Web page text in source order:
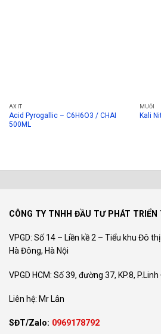
AXIT
Acid Pyrogallic – C6H6O3 / CHAI
500ML
MUỐI
Kali
CÔNG TY TNHH ĐẦU TƯ PHÁT TRIỂN
VPGD: Số 14 – Liền kề 2 – Tiểu khu Đô
Hà Đông, Hà Nội
VPGD HCM: Số 39, đường 37, KP.8,
Liên hệ: Mr Lân
SĐT/Zalo: 0969178792